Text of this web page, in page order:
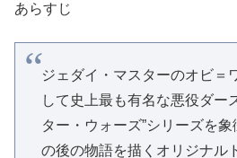
あらすじ
ジェダイ・マスターのオビ＝
して史上最も有名な悪役ダー
ター・ウォーズ”シリーズを
の後の物語を描くオリジナル